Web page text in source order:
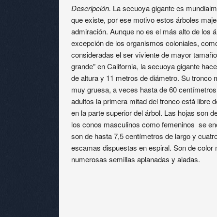
Descripción. La secuoya gigante es
que existe, por ese motivo estos árboles
admiración. Aunque no es el más alto de los
excepción de los organismos coloniales,
consideradas el ser viviente de mayor
grande” en California, la secuoya gigante
de altura y 11 metros de diámetro. Su
muy gruesa, a veces hasta de 60
adultos la primera mitad del tronco está libre
en la parte superior del árbol. Las hojas son
los conos masculinos como femeninos se
son de hasta 7,5 centímetros de largo y
escamas dispuestas en espiral. Son de
numerosas semillas aplanadas y aladas.